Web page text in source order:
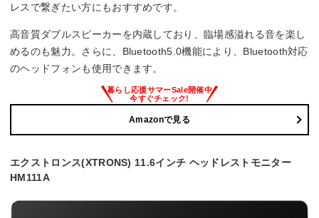
レスで繋ぎたい方にもおすすめです。
高音質ダブルスピーカーを内蔵しており、臨場感溢れる音を楽し
めるのも魅力。さらに、Bluetooth5.0機能により、Bluetooth対応
のヘッドフォンも使用できます。
Amazonで見る
エクストロンス(XTRONS) 11.6インチ ヘッドレストモニター
HM111A